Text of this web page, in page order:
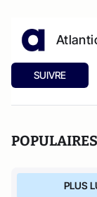
SUIVRE
POPULAIRES
PLUS